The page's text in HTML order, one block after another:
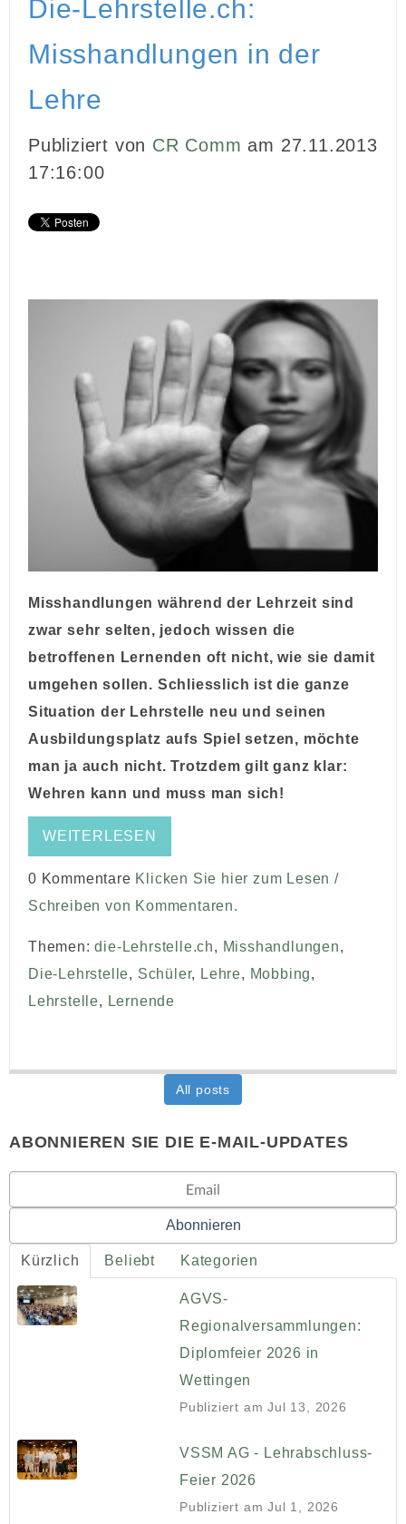
KONTAKT
Die-Lehrstelle.ch:
Misshandlungen in der
Lehre
Publiziert von CR Comm am 27.11.2013
17:16:00
Misshandlungen während der Lehrzeit sind
zwar sehr selten, jedoch wissen die
betroffenen Lernenden oft nicht, wie sie damit
umgehen sollen. Schliesslich ist die ganze
Situation der Lehrstelle neu und seinen
Ausbildungsplatz aufs Spiel setzen, möchte
man ja auch nicht. Trotzdem gilt ganz klar:
Wehren kann und muss man sich!
WEITERLESEN
0 Kommentare Klicken Sie hier zum Lesen /
Schreiben von Kommentaren.
Themen:die-Lehrstelle.ch, Misshandlungen,
Die-Lehrstelle, Schüler, Lehre, Mobbing,
Lehrstelle, Lernende
All posts
ABONNIEREN SIE DIE E-MAIL-UPDATES
Kürzlich Beliebt Kategorien
AGVS-
Regionalversammlungen:
Diplomfeier 2026 in
Wettingen
Publiziert am Jul 13, 2026
VSSM AG - Lehrabschluss-
Feier 2026
Publiziert am Jul 1, 2026